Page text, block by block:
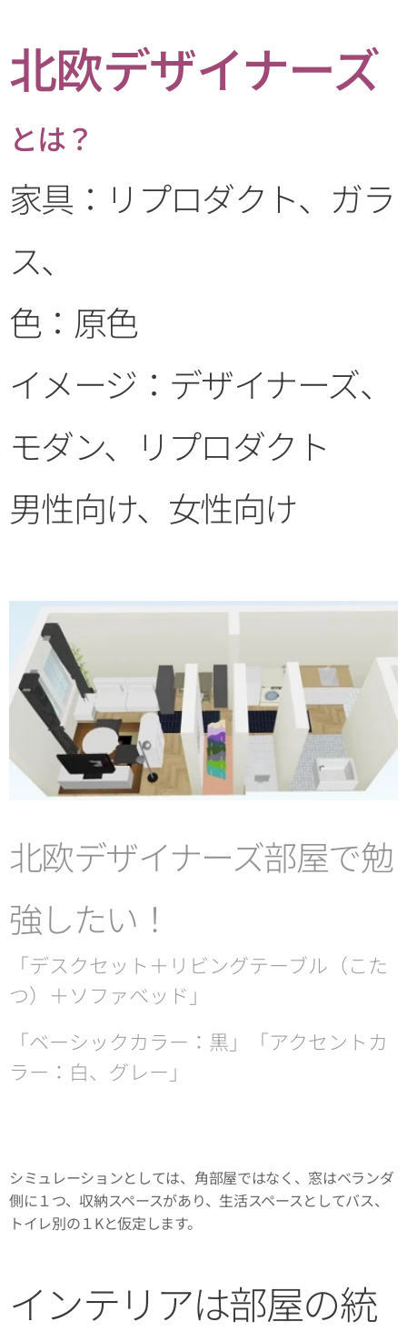
北欧デザイナーズ
とは？
家具：リプロダクト、ガラ
ス、
色：原色
イメージ：デザイナーズ、
モダン、リプロダクト
男性向け、女性向け
北欧デザイナーズ部屋で勉
強したい！
「デスクセット＋リビングテーブル（こた
つ）＋ソファベッド」
「ベーシックカラー：黒」「アクセントカ
ラー：白、グレー」
シミュレーションとしては、角部屋ではなく、窓はベランダ
側に１つ、収納スペースがあり、生活スペースとしてバス、
トイレ別の１Kと仮定します。
インテリアは部屋の統